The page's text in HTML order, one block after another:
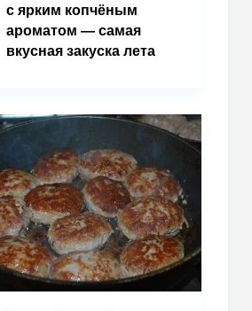
с ярким копчёным
ароматом — самая
вкусная закуска лета